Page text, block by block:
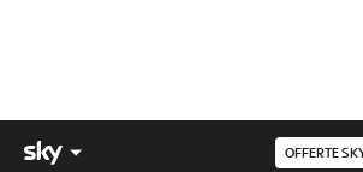
OFFERTE